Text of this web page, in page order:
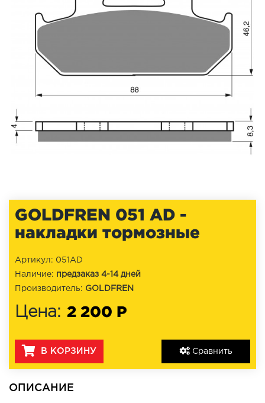
GOLDFREN 051 AD -
накладки тормозные
Сравнить
Артикул: 051AD
Наличие: предзаказ 4-14 дней
Производитель: GOLDFREN
Цена: 2 200 Р
В КОРЗИНУ
ОПИСАНИЕ